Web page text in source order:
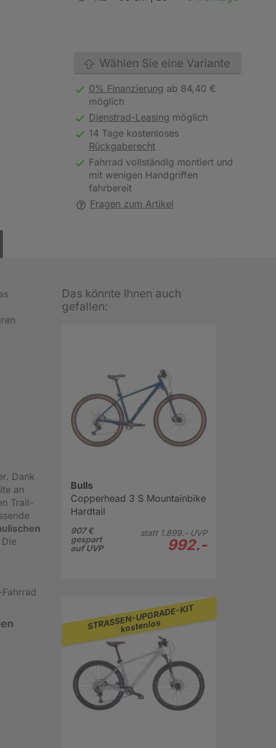
Wählen Sie eine Variante
0% Finanzierung ab 84,40 €
möglich
Dienstrad-Leasing möglich
14 Tage kostenloses
Rückgaberecht
Fahrrad vollständig montiert und
mit wenigen Handgriffen
fahrbereit
Fragen zum Artikel
Dank
an
Trail-
Das könnte Ihnen auch
gefallen:
Bulls
Copperhead 3 S Mountainbike
Hardtail
907 €
gespart
auf UVP
statt 1.899.-UVP
992.-
STRASSEN-UPGRADE-KIT
kostenlos